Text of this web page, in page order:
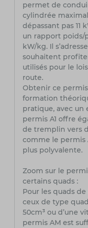
permet de
cylindrée
dépassant pas 11
un rapport poids/
kW/kg. Il
souhaitent
utilisés pour le
route.
Obtenir ce
formation
pratique, avec un
permis A1 offre
de tremplin vers
comme le permis
plus polyvalente.
Zoom sur le
certains quads :
Pour les quads
ceux de type
50cm³ ou d’une
permis AM est